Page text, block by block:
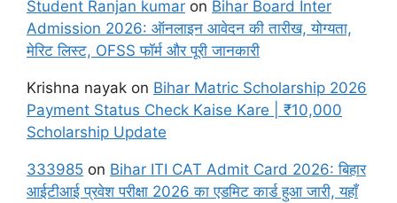
Student Ranjan kumar on Bihar Board Inter
Admission 2026: ऑनलाइन आवेदन की तारीख, योग्यता,
मेरिट लिस्ट, OFSS फॉर्म और पूरी जानकारी
Krishna nayak on Bihar Matric Scholarship 2026
Payment Status Check Kaise Kare | ₹10,000
Scholarship Update
333985 on Bihar ITI CAT Admit Card 2026: बिहार
आईटीआई प्रवेश परीक्षा 2026 का एडमिट कार्ड हुआ जारी, यहाँ